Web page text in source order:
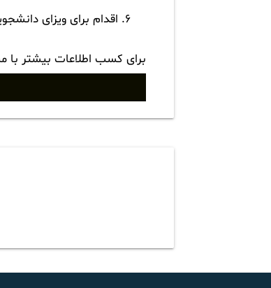
اقدام برای ویزای
برای کسب اطلاعات بیشتر با